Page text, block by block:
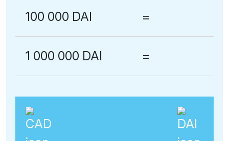
100 000 DAI =
1 000 000 DAI =